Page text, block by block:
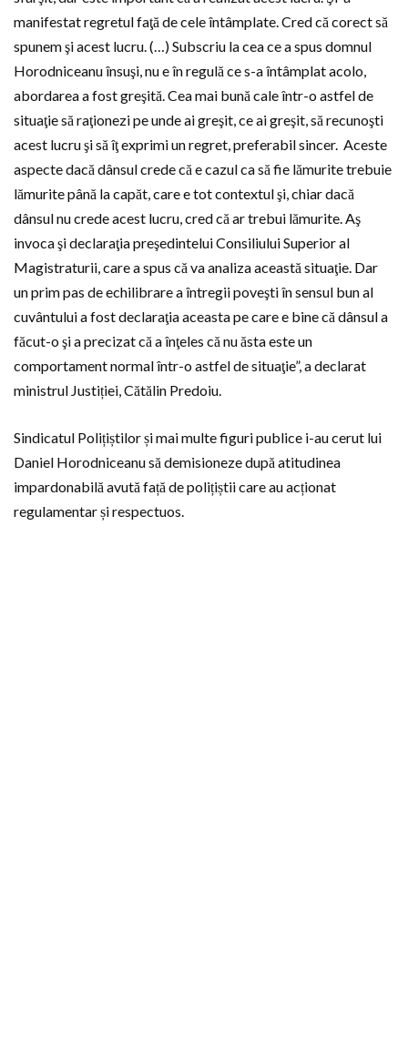
manifestat regretul faţă de cele întâmplate. Cred că corect să
spunem şi acest lucru. (…) Subscriu la cea ce a spus domnul
Horodniceanu însuşi, nu e în regulă ce s-a întâmplat acolo,
abordarea a fost greşită. Cea mai bună cale într-o astfel de
situaţie să raţionezi pe unde ai greşit, ce ai greşit, să recunoşti
acest lucru şi să îţ exprimi un regret, preferabil sincer. Aceste
aspecte dacă dânsul crede că e cazul ca să fie lămurite trebuie
lămurite până la capăt, care e tot contextul şi, chiar dacă
dânsul nu crede acest lucru, cred că ar trebui lămurite. Aş
invoca şi declaraţia preşedintelui Consiliului Superior al
Magistraturii, care a spus că va analiza această situaţie. Dar
un prim pas de echilibrare a întregii poveşti în sensul bun al
cuvântului a fost declaraţia aceasta pe care e bine că dânsul a
făcut-o şi a precizat că a înţeles că nu ăsta este un
comportament normal într-o astfel de situaţie”, a declarat
ministrul Justiției, Cătălin Predoiu.
Sindicatul Polițiștilor și mai multe figuri publice i-au cerut lui
Daniel Horodniceanu să demisioneze după atitudinea
impardonabilă avută față de polițiștii care au acționat
regulamentar și respectuos.